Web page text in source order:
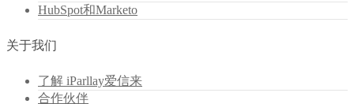
HubSpot和Marketo
关于我们
了解 iParllay爱信来
合作伙伴